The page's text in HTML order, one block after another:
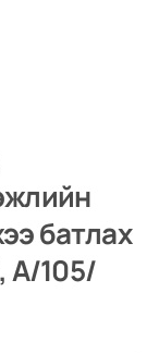
батлах
А/105/